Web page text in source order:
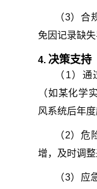
（3）合
免因记录缺
4. 决策支持
（ 1） 通
（如某化学
风系统后年度
（2） 危
增，及时调整
（3） 应